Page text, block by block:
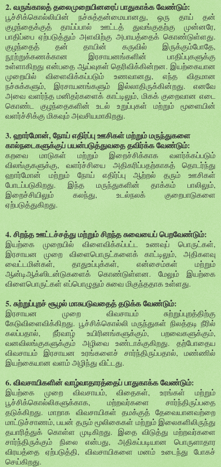
2. வருங்காலத் தலைமுறையினரைப் பாதுகாக்க வேண்டும்:
பூச்சிக்கொல்லியின் நச்சுத்தன்மையானது, ஒரு தாய் தன்
குழந்தைக்குத் தாய்ப்பால் ஊட்டத் துவங்குதற்கு முன்னரே,
பாதிப்பை ஏற்படுத்தும் அளவிற்கு அபாயத்தைக் கொண்டுள்ளது.
குழந்தைத் தன் தாயின் கருவில் இருக்கும்போதே,
நூற்றுக்கணக்கான இரசாயனங்களின் பாதிப்புகளுக்கு
உள்ளாகிறது என்பதை ஆய்வுகள் தெரிவிக்கின்றன. இயற்கையான
முறையில் விளைவிக்கப்படும் உணவானது, எந்த விதமான
நச்சுக்களும், இரசாயனங்களும் இல்லாதிருக்கின்றது. எனவே
அவை வளர்ந்த மனிதர்களைக் காட்டிலும், மிகக் குறைவான எடை
கொண்ட குழந்தைகளின் உடல் உறுப்புகள் மற்றும் மூளையின்
வளர்ச்சிக்கு மிகவும் அவசியமாகிறது.
3. ஹார்மோன், நோய் எதிர்ப்பு ஊசிகள் மற்றும் மருந்துகளை
கால்நடைகளுக்குப் பயன்படுத்துவதை தவிர்க்க வேண்டும்:
கறவை மாடுகள் மற்றும் இறைச்சிக்காக வளர்க்கப்படும்
விலங்குகளுக்கு, வளர்ச்சியை அதிகரிப்பதற்காகத் தொடர்ந்து
ஹார்மோன் மற்றும் நோய் எதிர்ப்பு ஆற்றல் தரும் ஊசிகள்
போடப்படுகிறது. இந்த மருந்துகளின் தாக்கம் பாலிலும்,
இறைச்சியிலும் கலந்து, உடல்நலக் குறைபாடுகளை
ஏற்படுத்துகிறது.
4. சிறந்த ஊட்டச்சத்து மற்றும் சிறந்த சுவையைப் பெறவேண்டும்:
இயற்கை முறையில் விளைவிக்கப்பட்ட உணவுப் பொருட்கள்,
இரசாயன முறை விளைபொருட்களைக் காட்டிலும், அதிகளவு
வைட்டமின்கள், தாதுஉப்புக்கள், என்சைம்கள் மற்றும்
ஆன்டிஆக்ஸிடன்டுகளைக் கொண்டுள்ளன. மேலும் இயற்கை
விளைபொருட்கள் எப்பொழுதும் சுவை மிகுந்ததாக உள்ளது.
5. சுற்றுப்புறச் சூழல் மாசுபடுவதைத் தடுக்க வேண்டும்:
இரசாயன முறை விவசாயம் சுற்றுப்புறத்திற்கு
கேடுவிளைவிக்கிறது. பூச்சிக்கொல்லி மருந்துகள் நிலத்தடி நீரில்
கலப்பதால், நீர்வாழ் உயிரினங்களுக்கும், பறவைகளுக்கும்,
வனவிலங்குகளுக்கும் அழிவை உண்டாக்குகிறது. தற்போதைய
விவசாயம் இரசாயன உரங்களைச் சார்ந்திருப்பதால், மண்ணில்
இயற்கையான வளம் அழிந்து விட்டது.
6. விவசாயிகளின் வாழ்வாதாரத்தைப் பாதுகாக்க வேண்டும்:
இயற்கை முறை விவசாயம், விதைகள், உரங்கள் மற்றும்
பூச்சிக்கொல்லிகளுக்காக, மற்றவர்களை சார்ந்திருப்பதை
தடுக்கிறது. மாறாக விவசாயிகள் தமக்குத் தேவையானவற்றை
மாட்டுச்சாணம், பயன் தரும் மூலிகைகள் மற்றும் இலைகளிலிருந்து
தயாரித்துக் கொள்ள முடிகிறது. இதை விடுத்து மற்றவர்களை
சார்ந்திருக்கும் நிலை என்பது, அதிகப்படியான பொருளாதார
விரயத்தை ஏற்படுத்தி, விவசாயிகளை மனம் உடைந்து போகச்
செய்கிறது.